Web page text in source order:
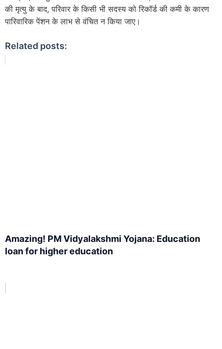
की मृत्यु के बाद, परिवार के किसी भी सदस्य को रिकॉर्ड की कमी के कारण
पारिवारिक पेंशन के लाभ से वंचित न किया जाए।
Related posts:
Amazing! PM Vidyalakshmi Yojana: Education
loan for higher education